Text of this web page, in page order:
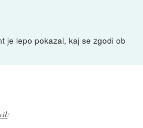
je lepo pokazal, kaj se zgodi ob
: